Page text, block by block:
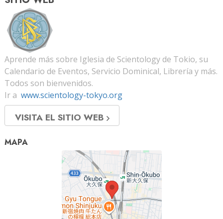
Aprende más sobre Iglesia de Scientology de Tokio, su
Calendario de Eventos, Servicio Dominical, Librería y más.
Todos son bienvenidos.
Ir a www.scientology-tokyo.org
VISITA EL SITIO WEB
MAPA